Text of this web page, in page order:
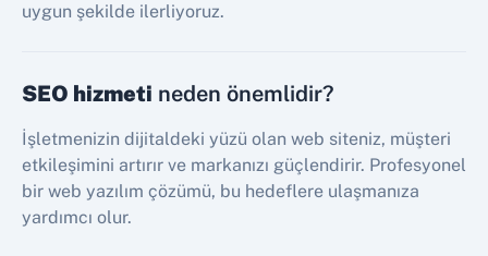
uygun şekilde ilerliyoruz.
SEO hizmeti neden önemlidir?
İşletmenizin dijitaldeki yüzü olan web siteniz, müşteri
etkileşimini artırır ve markanızı güçlendirir. Profesyonel
bir web yazılım çözümü, bu hedeflere ulaşmanıza
yardımcı olur.